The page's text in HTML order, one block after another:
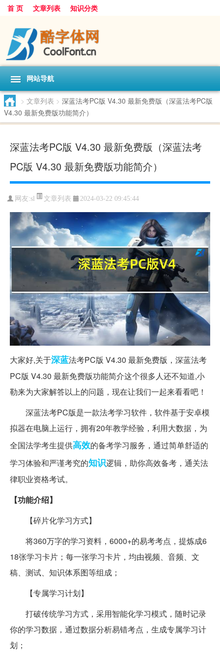
首 页 文章列表 知识分类
网站导航
> 文章列表 > 深蓝法考PC版 V4.30 最新免费版（深蓝法考PC版
V4.30 最新免费版功能简介）
深蓝法考PC版 V4.30 最新免费版（深蓝法考
PC版 V4.30 最新免费版功能简介）
网友:sl 文章列表 2024-03-22 09:45:44
大家好,关于深蓝法考PC版 V4.30 最新免费版，深蓝法考
PC版 V4.30 最新免费版功能简介这个很多人还不知道,小
勒来为大家解答以上的问题，现在让我们一起来看看吧！
深蓝法考PC版是一款法考学习软件，软件基于安卓模
拟器在电脑上运行，拥有20年教学经验，利用大数据，为
全国法学考生提供高效的备考学习服务，通过简单舒适的
学习体验和严谨考究的知识逻辑，助你高效备考，通关法
律职业资格考试。
【功能介绍】
【碎片化学习方式】
将360万字的学习资料，6000+的易考考点，提炼成6
18张学习卡片；每一张学习卡片，均由视频、音频、文
稿、测试、知识体系图等组成；
【专属学习计划】
打破传统学习方式，采用智能化学习模式，随时记录
你的学习数据，通过数据分析易错考点，生成专属学习计
划；